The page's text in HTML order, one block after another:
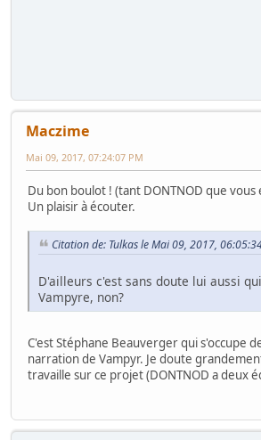
Maczime
Mai 09, 2017, 07:24:07 PM
Du bon boulot ! (tant DONTNOD que vous
Un plaisir à écouter.
Citation de: Tulkas le Mai 09, 2017,
D'ailleurs c'est sans doute lui aussi
Vampyre, non?
C'est Stéphane Beauverger qui s'occupe
narration de Vampyr. Je doute
travaille sur ce projet (DONTNOD a deux